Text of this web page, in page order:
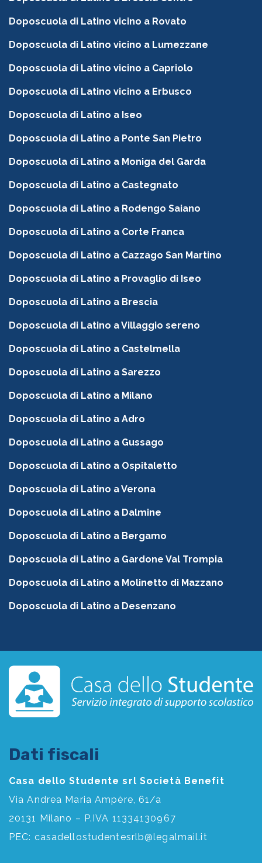
Doposcuola di Latino vicino a Rovato
Doposcuola di Latino vicino a Lumezzane
Doposcuola di Latino vicino a Capriolo
Doposcuola di Latino vicino a Erbusco
Doposcuola di Latino a Iseo
Doposcuola di Latino a Ponte San Pietro
Doposcuola di Latino a Moniga del Garda
Doposcuola di Latino a Castegnato
Doposcuola di Latino a Rodengo Saiano
Doposcuola di Latino a Corte Franca
Doposcuola di Latino a Cazzago San Martino
Doposcuola di Latino a Provaglio di Iseo
Doposcuola di Latino a Brescia
Doposcuola di Latino a Villaggio sereno
Doposcuola di Latino a Castelmella
Doposcuola di Latino a Sarezzo
Doposcuola di Latino a Milano
Doposcuola di Latino a Adro
Doposcuola di Latino a Gussago
Doposcuola di Latino a Ospitaletto
Doposcuola di Latino a Verona
Doposcuola di Latino a Dalmine
Doposcuola di Latino a Bergamo
Doposcuola di Latino a Gardone Val Trompia
Doposcuola di Latino a Molinetto di Mazzano
Doposcuola di Latino a Desenzano
Dati fiscali
Casa dello Studente srl Società Benefit
Via Andrea Maria Ampère, 61/a
20131 Milano – P.IVA 11334130967
PEC: casadellostudentesrlb@legalmail.it